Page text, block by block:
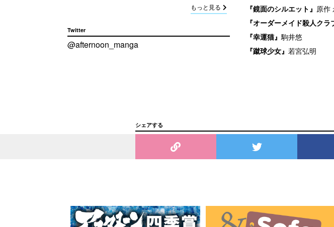
もっと見る
Twitter
@afternoon_manga
『鏡面のシルエット』 原作
『オーダーメイド殺人クラ
『幸運猫』駒井悠
『蹴球少女』若宮弘明
シェアする